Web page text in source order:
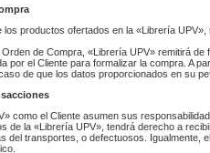
los productos ofertados en la «Librería
de Compra, «Librería UPV» remitirá
por el Cliente para formalizar la compra. A
de que los datos proporcionados en su
como el Cliente asumen sus
de la «Librería UPV», tendrá derecho a
del transportes, o defectuosos. Igualmente,